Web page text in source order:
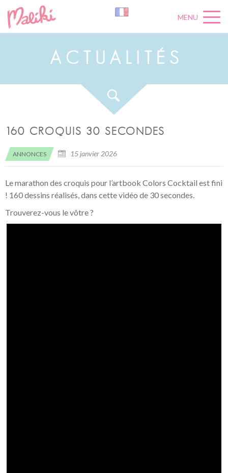
MENU
A C U A L É S
160 CROQUIS 30 SECONDES
ANNONCES 15 janvier 2026
Le marathon des croquis pour l’artbook Colors Cocktail est fini
! 160 dessins réalisés, dans cette vidéo de 30 secondes.
Trouverez-vous le vôtre ?